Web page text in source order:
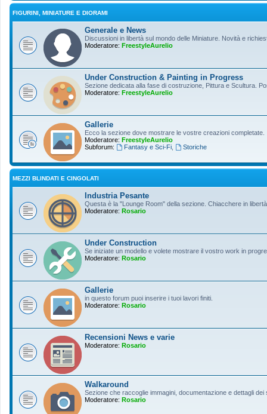
FIGURINI, MINIATURE E DIORAMI
Generale e News
Discussioni in libertà sul mondo delle Miniature. Novità e
Moderatore: FreestyleAurelio
Under Construction & Painting in Progress
Sezione dedicata alla fase di costruzione, Pittura e Scultura.
Moderatore: FreestyleAurelio
Gallerie
Ecco la sezione dove mostrare le vostre creazioni completate.
Moderatore: FreestyleAurelio
Subforum:
Fantasy e Sci-Fi, Storiche
MEZZI BLINDATI E CINGOLATI
Industria Pesante
Questa è la "Lounge Room" della sezione. Chiacchere in
Moderatore: Rosario
Under Construction
Se iniziate un modello e volete mostrare il vostro work in
Moderatore: Rosario
Gallerie
in questo forum puoi inserire i tuoi lavori finiti.
Moderatore: Rosario
Recensioni News e varie
Moderatore: Rosario
Walkaround
Sezione che raccoglie immagini, documentazione e dettagli dei
Moderatore: Rosario